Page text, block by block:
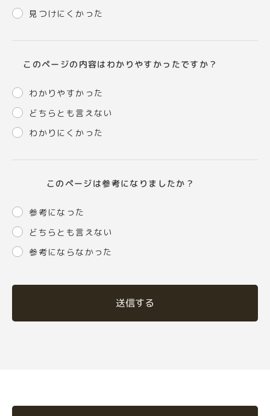
見つけにくかった
このページの内容はわかりやすかったですか？
わかりやすかった
どちらとも言えない
わかりにくかった
このページは参考になりましたか？
参考になった
どちらとも言えない
参考にならなかった
送信する